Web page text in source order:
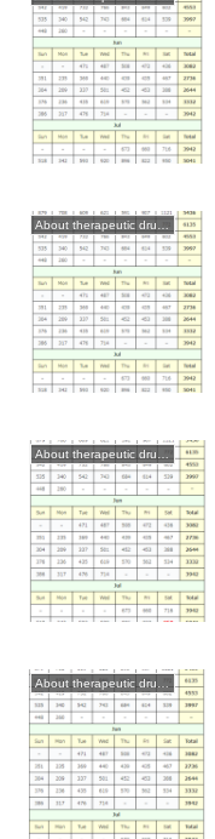
About therapeutic drugs and vaccines
About therapeutic drugs and vaccines
About therapeutic drugs and vaccines